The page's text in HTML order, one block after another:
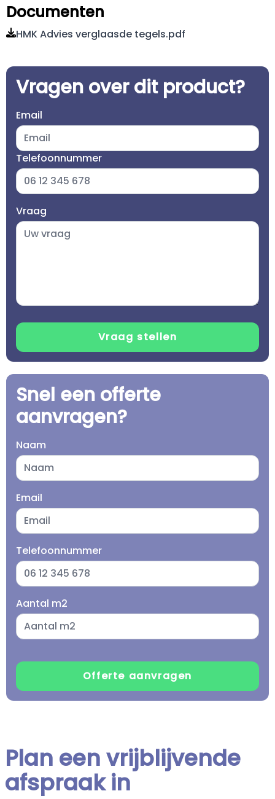
Documenten
HMK Advies verglaasde tegels.pdf
Vragen over dit product?
Email
Telefoonnummer
Vraag
Snel een offerte
aanvragen?
Naam
Email
Telefoonnummer
Aantal m2
Plan een vrijblijvende
afspraak in